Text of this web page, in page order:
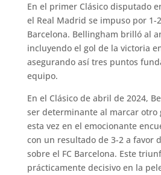
En el primer Clásico disputado
el Real Madrid se impuso por 1-
Barcelona. Bellingham brilló al
incluyendo el gol de la victoria
asegurando así tres puntos
equipo.
En el Clásico de abril de 2024,
ser determinante al marcar otro
esta vez en el emocionante
con un resultado de 3-2 a favor
sobre el FC Barcelona. Este
prácticamente decisivo en la